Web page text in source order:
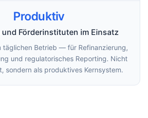
Produktiv
und Förderinstituten im Einsatz
täglichen Betrieb — für Refinanzierung,
und regulatorisches Reporting. Nicht
sondern als produktives Kernsystem.